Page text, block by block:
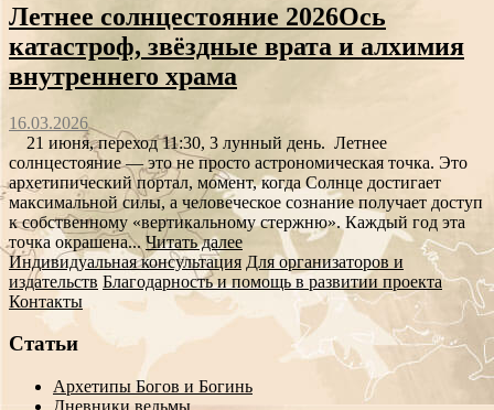
Летнее солнцестояние 2026Ось
катастроф, звёздные врата и алхимия
внутреннего храма
16.03.2026
21 июня, переход 11:30, 3 лунный день. Летнее
солнцестояние — это не просто астрономическая точка. Это
архетипический портал, момент, когда Солнце достигает
максимальной силы, а человеческое сознание получает доступ
к собственному «вертикальному стержню». Каждый год эта
точка окрашена... Читать далее
Индивидуальная консультация Для организаторов и
издательств Благодарность и помощь в развитии проекта
Контакты
Статьи
Архетипы Богов и Богинь